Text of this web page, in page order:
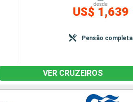
desde
US$ 1,639
Pensão completa
VER CRUZEIROS